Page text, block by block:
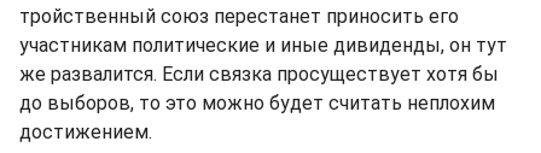
тройственный союз перестанет приносить его
участникам политические и иные дивиденды, он тут
же развалится. Если связка просуществует хотя бы
до выборов, то это можно будет считать неплохим
достижением.